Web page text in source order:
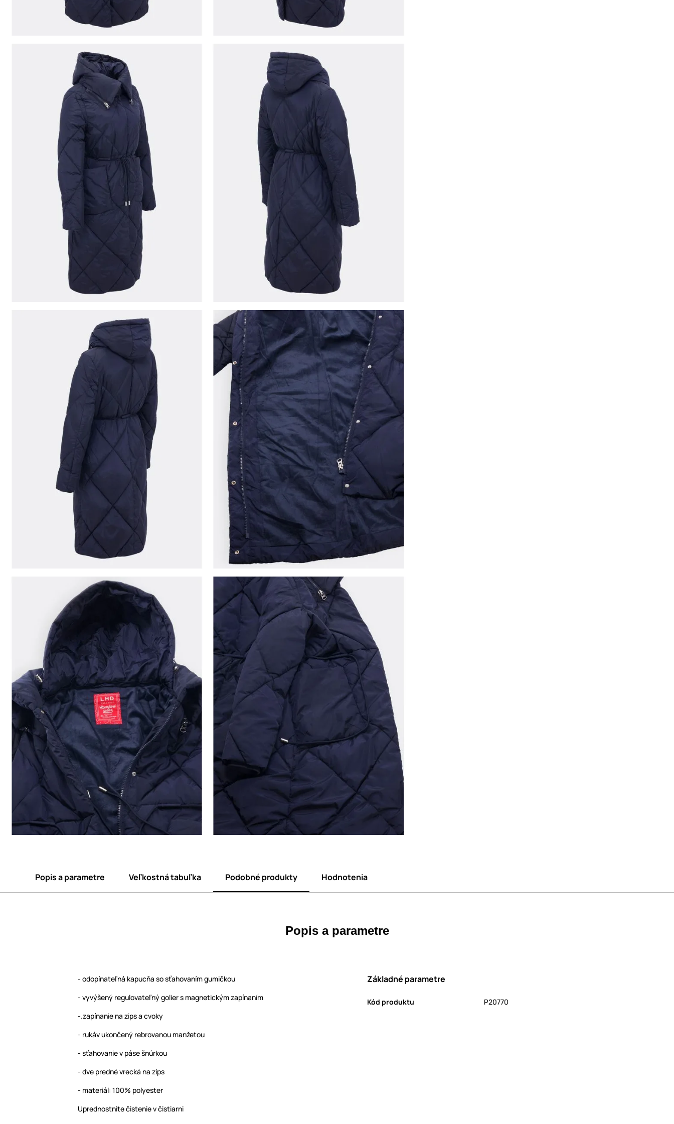
Popis a parametre Veľkostná tabuľka Podobné produkty Hodnotenia
Popis a parametre
- odopínateľná kapucňa so sťahovaním gumičkou
- vyvýšený regulovateľný golier s magnetickým zapínaním
-.zapínanie na zips a cvoky
- rukáv ukončený rebrovanou manžetou
- sťahovanie v páse šnúrkou
- dve predné vrecká na zips
- materiál: 100% polyester
Uprednostnite čistenie v čistiarni
Základné parametre
Kód produktu P20770